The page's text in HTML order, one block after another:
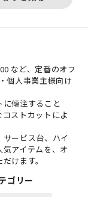
など、定番のオフ
個人事業主様向け
傾注すること
ストカットによ
ービス台、ハイ
アイテムを、オ
けます。
ゴリー